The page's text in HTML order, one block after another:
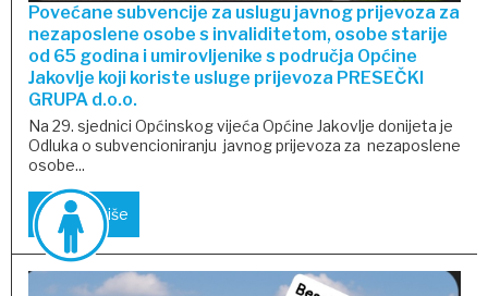
Povećane subvencije za uslugu javnog prijevoza za
nezaposlene osobe s invaliditetom, osobe starije
od 65 godina i umirovljenike s područja Općine
Jakovlje koji koriste usluge prijevoza PRESEČKI
GRUPA d.o.o.
Na 29. sjednici Općinskog vijeća Općine Jakovlje donijeta je
Odluka o subvencioniranju javnog prijevoza za nezaposlene
osobe...
Pročitaj više